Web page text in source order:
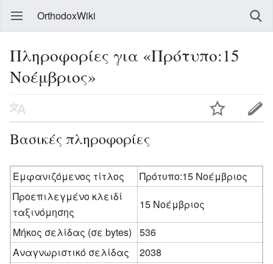
OrthodoxWiki
Πληροφορίες για «Πρότυπο:15
Νοέμβριος»
Βασικές πληροφορίες
Εμφανιζόμενος τίτλος
Πρότυπο:15 Νοέμβριος
Προεπιλεγμένο κλειδί
ταξινόμησης
15 Νοέμβριος
Μήκος σελίδας (σε bytes)
536
Αναγνωριστικό σελίδας
2038